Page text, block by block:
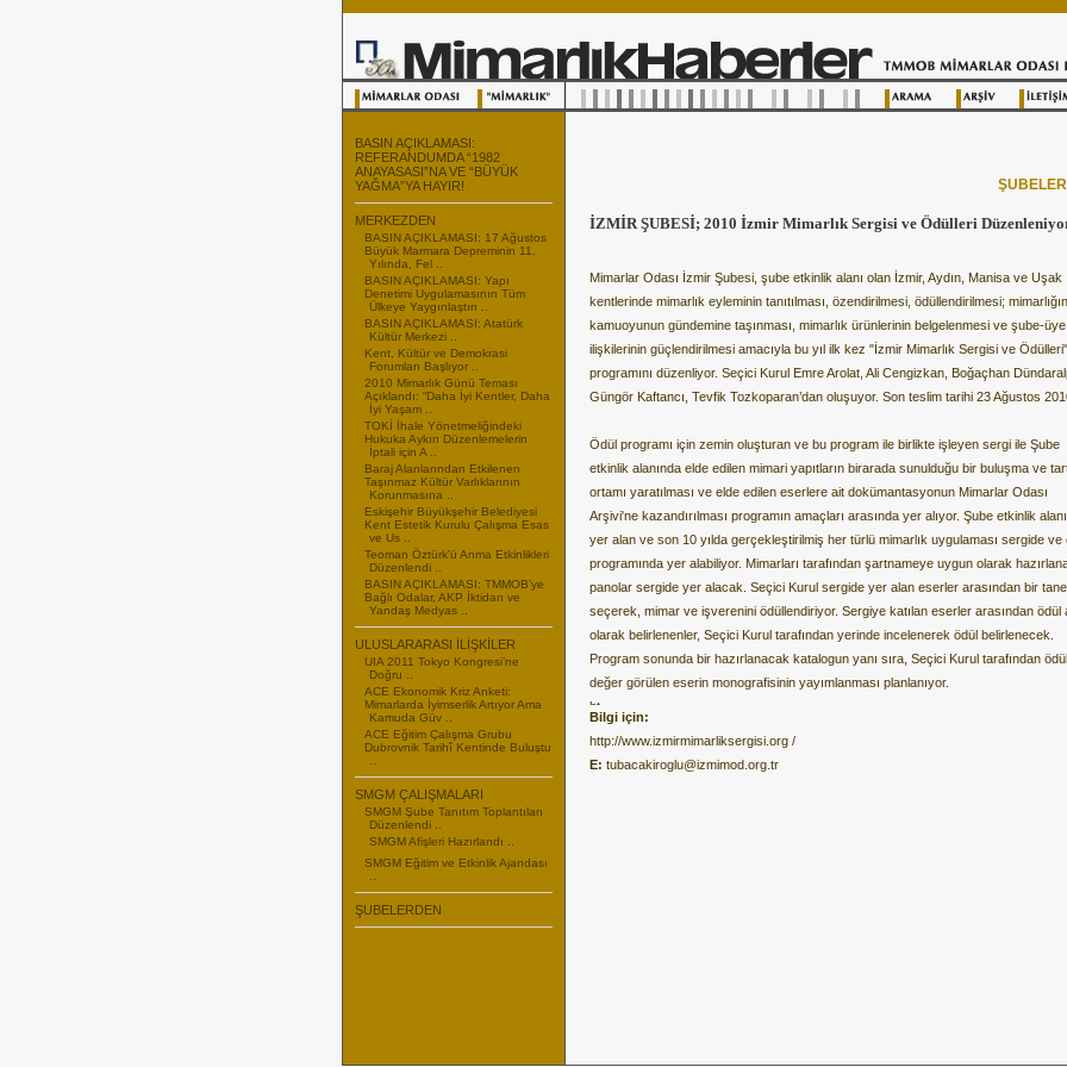
BASIN AÇIKLAMASI:
REFERANDUMDA “1982
ANAYASASI”NA VE “BÜYÜK
YAĞMA”YA HAYIR!
MERKEZDEN
BASIN AÇIKLAMASI: 17 Ağustos
Büyük Marmara Depreminin 11.
Yılında, Fel ..
BASIN AÇIKLAMASI: Yapı
Denetimi Uygulamasının Tüm
Ülkeye Yaygınlaştırı ..
BASIN AÇIKLAMASI: Atatürk
Kültür Merkezi ..
Kent, Kültür ve Demokrasi
Forumları Başlıyor ..
2010 Mimarlık Günü Teması
Açıklandı: “Daha İyi Kentler, Daha
İyi Yaşam ..
TOKİ İhale Yönetmeliğindeki
Hukuka Aykırı Düzenlemelerin
İptali için A ..
Baraj Alanlarından Etkilenen
Taşınmaz Kültür Varlıklarının
Korunmasına ..
Eskişehir Büyükşehir Belediyesi
Kent Estetik Kurulu Çalışma Esas
ve Us ..
Teoman Öztürk'ü Anma Etkinlikleri
Düzenlendi ..
BASIN AÇIKLAMASI: TMMOB’ye
Bağlı Odalar, AKP İktidarı ve
Yandaş Medyas ..
ULUSLARARASI İLİŞKİLER
UIA 2011 Tokyo Kongresi’ne
Doğru ..
ACE Ekonomik Kriz Anketi:
Mimarlarda İyimserlik Artıyor Ama
Kamuda Güv ..
ACE Eğitim Çalışma Grubu
Dubrovnik Tarihî Kentinde Buluştu
SMGM ÇALIŞMALARI
SMGM Şube Tanıtım Toplantıları
Düzenlendi ..
SMGM Afişleri Hazırlandı ..
SMGM Eğitim ve Etkinlik Ajandası
ŞUBELERDEN
İZMİR ŞUBESİ; 2010 İzmir Mimarlık Sergisi ve Ödülleri
Mimarlar Odası İzmir Şubesi, şube etkinlik alanı olan İzmir, Aydın, Manisa ve Uşak
kentlerinde mimarlık eyleminin tanıtılması, özendirilmesi, ödüllendirilmesi; mimarlığın
kamuoyunun gündemine taşınması, mimarlık ürünlerinin belgelenmesi ve şube-üye
ilişkilerinin güçlendirilmesi amacıyla bu yıl ilk kez "İzmir Mimarlık Sergisi ve Ödülleri"
programını düzenliyor. Seçici Kurul Emre Arolat, Ali Cengizkan, Boğaçhan
Güngör Kaftancı, Tevfik Tozkoparan’dan oluşuyor. Son teslim tarihi 23 Ağustos
Ödül programı için zemin oluşturan ve bu program ile birlikte işleyen sergi ile Şube
etkinlik alanında elde edilen mimari yapıtların birarada sunulduğu bir buluşma ve
ortamı yaratılması ve elde edilen eserlere ait dokümantasyonun Mimarlar Odası
Arşivi'ne kazandırılması programın amaçları arasında yer alıyor. Şube etkinlik
yer alan ve son 10 yılda gerçekleştirilmiş her türlü mimarlık uygulaması sergide ve
programında yer alabiliyor. Mimarları tarafından şartnameye uygun olarak
panolar sergide yer alacak. Seçici Kurul sergide yer alan eserler arasından bir
seçerek, mimar ve işverenini ödüllendiriyor. Sergiye katılan eserler arasından ödül
olarak belirlenenler, Seçici Kurul tarafından yerinde incelenerek ödül belirlenecek.
Program sonunda bir hazırlanacak katalogun yanı sıra, Seçici Kurul tarafından
değer görülen eserin monografisinin yayımlanması planlanıyor.
Bilgi için:
http://www.izmirmimarliksergisi.org /
E: tubacakiroglu@izmimod.org.tr